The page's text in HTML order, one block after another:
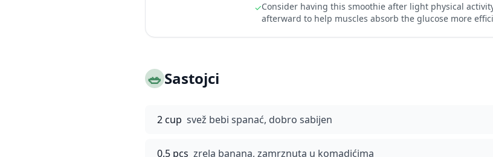
✓Consider having this smoothie after light physical
afterward to help muscles absorb the glucose more
🥗Sastojci
2 cup svež bebi spanać, dobro sabijen
0.5 pcs zrela banana, zamrznuta u komadićima